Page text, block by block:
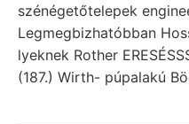
szénégetőtelepek
Legmegbizhatóbban
lyeknek Rother
(187.) Wirth- púpalakú